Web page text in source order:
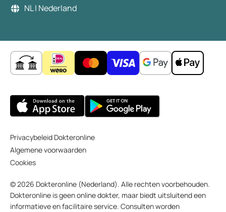
NL | Nederland
Privacybeleid Dokteronline
Algemene voorwaarden
Cookies
© 2026 Dokteronline (Nederland). Alle rechten voorbehouden.
Dokteronline is geen online dokter, maar biedt uitsluitend een
informatieve en facilitaire service. Consulten worden